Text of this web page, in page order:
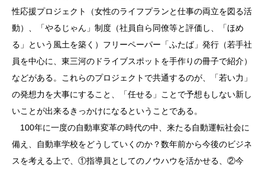
性応援プロジェクト（女性のライフプランと仕事の両立を図る活
動）、「やるじゃん」制度（社員自ら同僚等と評価し、「ほめ
る」という風土を築く）フリーペーパー「ふたば」発行（若手社
員を中心に、東三河のドライブスポットを手作りの冊子で紹介）
などがある。これらのプロジェクトで共通するのが、「若い力」
の発想力を大事にすること、「任せる」ことで予想もしない新し
いことが出来るきっかけになるということである。
100年に一度の自動車変革の時代の中、来たる自動運転社会に
備え、自動車学校をどうしていくのか？数年前から今後のビジネ
スを考える上で、①指導員としてのノウハウを活かせる、②今